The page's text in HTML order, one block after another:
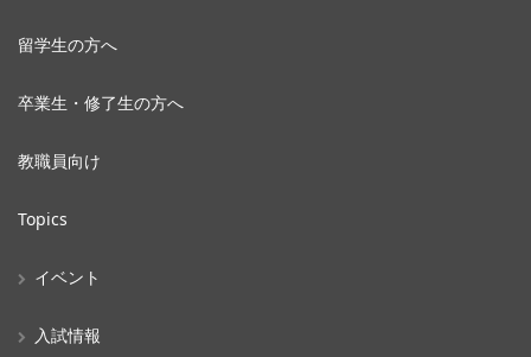
留学生の方へ
卒業生・修了生の方へ
教職員向け
Topics
イベント
入試情報